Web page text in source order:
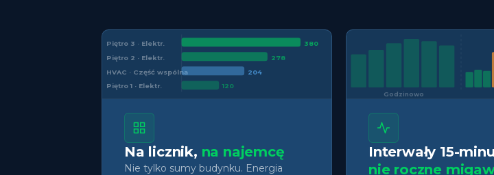
Piętro 3 · Elektr. 380
Piętro 2 · Elektr. 278
HVAC · Część wspólna 204
Piętro 1 · Elektr. 120
Na licznik, na najemcę
Nie tylko sumy budynku. Energia
Godzinowo
Interwały 15-
nie roczne